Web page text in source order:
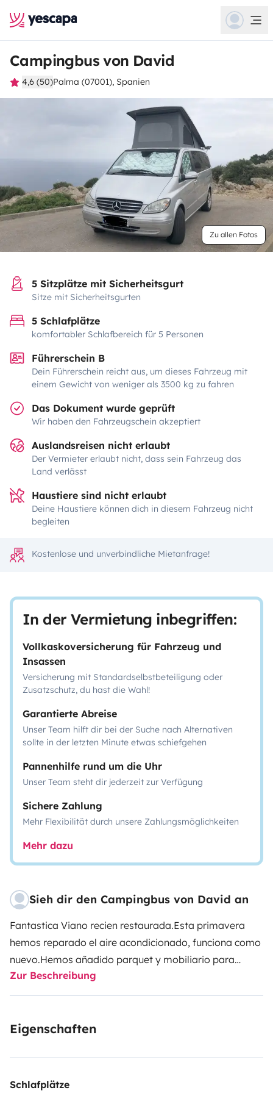
Campingbus von David
4,6 (50)Palma (07001), Spanien
Zu allen Fotos
5 Sitzplätze mit Sicherheitsgurt
Sitze mit Sicherheitsgurten
5 Schlafplätze
komfortabler Schlafbereich für 5 Personen
Führerschein B
Dein Führerschein reicht aus, um dieses Fahrzeug mit
einem Gewicht von weniger als 3500 kg zu fahren
Das Dokument wurde geprüft
Wir haben den Fahrzeugschein akzeptiert
Auslandsreisen nicht erlaubt
Der Vermieter erlaubt nicht, dass sein Fahrzeug das
Land verlässt
Haustiere sind nicht erlaubt
Deine Haustiere können dich in diesem Fahrzeug nicht
begleiten
Kostenlose und unverbindliche Mietanfrage!
In der Vermietung inbegriffen:
Vollkaskoversicherung für Fahrzeug und
Insassen
Versicherung mit Standardselbstbeteiligung oder
Zusatzschutz, du hast die Wahl!
Garantierte Abreise
Unser Team hilft dir bei der Suche nach Alternativen
sollte in der letzten Minute etwas schiefgehen
Pannenhilfe rund um die Uhr
Unser Team steht dir jederzeit zur Verfügung
Sichere Zahlung
Mehr Flexibilität durch unsere Zahlungsmöglichkeiten
Mehr dazu
Sieh dir den Campingbus von David an
Fantastica Viano recien restaurada.Esta primavera
hemos reparado el aire acondicionado, funciona como
nuevo.Hemos añadido parquet y mobiliario para
mejorar el almacenaje y la hemos pintado
completamente. Esta perfectaGenial para familias o
desplazarte a lugares donde las autocaravanas no
han venido unos cuantos y todos muy contentos.
Zur Beschreibung
Eigenschaften
Schlafplätze